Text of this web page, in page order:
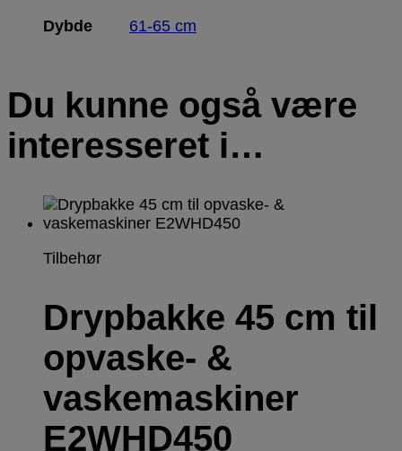
Dybde 61-65 cm
Du kunne også være
interesseret i…
Tilbehør
Drypbakke 45 cm til
opvaske- &
vaskemaskiner
E2WHD450